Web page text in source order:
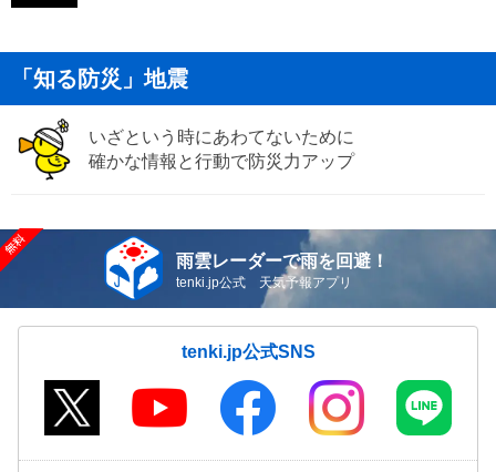
「知る防災」地震
いざという時にあわてないために
確かな情報と行動で防災力アップ
雨雲レーダーで雨を回避！
tenki.jp公式 天気予報アプリ
tenki.jp公式SNS